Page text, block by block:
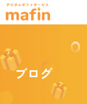
デジタルギフトサービス
よくあるご質問
ブログ